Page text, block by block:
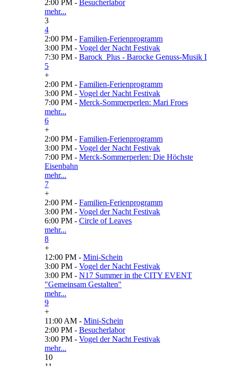
2:00 PM - Besucherlabor
mehr...
3
4
2:00 PM - Familien-Ferienprogramm
3:00 PM - Vogel der Nacht Festivak
7:30 PM - Barock_Plus - Barocke Genuss-Musik I
5
+
2:00 PM - Familien-Ferienprogramm
3:00 PM - Vogel der Nacht Festivak
7:00 PM - Merck-Sommerperlen: Mari Froes
mehr...
6
+
2:00 PM - Familien-Ferienprogramm
3:00 PM - Vogel der Nacht Festivak
7:00 PM - Merck-Sommerperlen: Die Höchste
Eisenbahn
mehr...
7
+
2:00 PM - Familien-Ferienprogramm
3:00 PM - Vogel der Nacht Festivak
6:00 PM - Circle of Leaves
mehr...
8
+
12:00 PM - Mini-Schein
3:00 PM - Vogel der Nacht Festivak
3:00 PM - N17 Summer in the CITY EVENT
"Gemeinsam Gestalten"
mehr...
9
+
11:00 AM - Mini-Schein
2:00 PM - Besucherlabor
3:00 PM - Vogel der Nacht Festivak
mehr...
10